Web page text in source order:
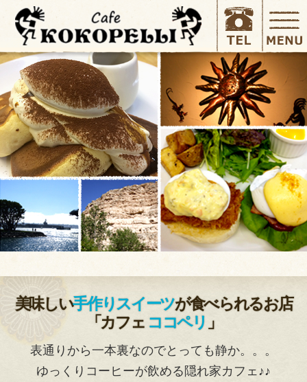
美味しい手作りスイーツが食べられるお店
「カフェ ココペリ 」
表通りから一本裏なのでとっても静か。。。
ゆっくりコーヒーが飲める隠れ家カフェ♪♪